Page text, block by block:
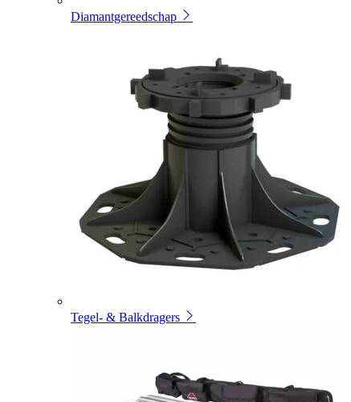
Diamantgereedschap
Tegel- & Balkdragers